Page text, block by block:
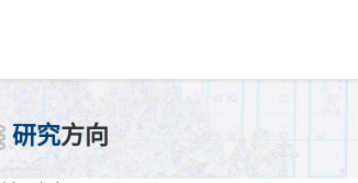
研究方向